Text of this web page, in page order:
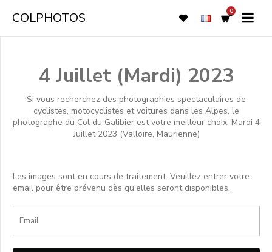
COLPHOTOS 0
4 Juillet (Mardi) 2023
Si vous recherchez des photographies spectaculaires de
cyclistes, motocyclistes et voitures dans les Alpes, le
photographe du Col du Galibier est votre meilleur choix. Mardi 4
Juillet 2023 (Valloire, Maurienne)
Les images sont en cours de traitement. Veuillez entrer votre
email pour être prévenu dès qu'elles seront disponibles.